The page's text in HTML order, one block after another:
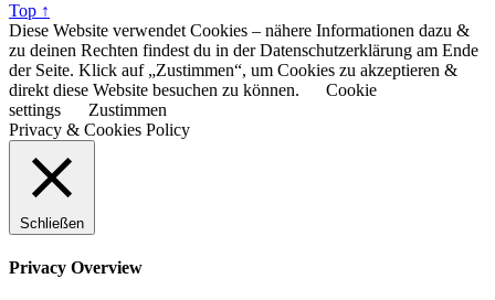
Top ↑
Diese Website verwendet Cookies – nähere Informationen dazu &
zu deinen Rechten findest du in der Datenschutzerklärung am Ende
der Seite. Klick auf „Zustimmen“, um Cookies zu akzeptieren &
direkt diese Website besuchen zu können.
Cookie
settings
Zustimmen
Privacy & Cookies Policy
Schließen
Privacy Overview